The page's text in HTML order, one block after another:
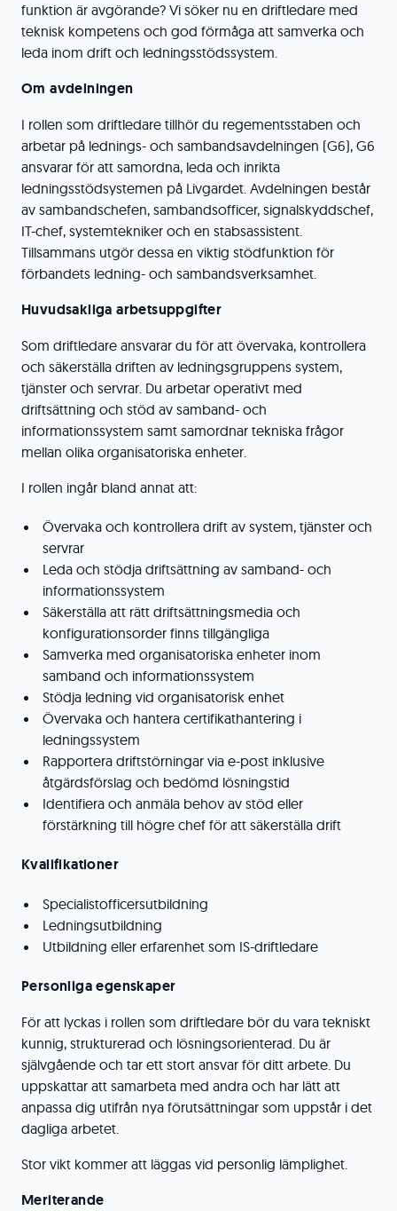
funktion är avgörande? Vi söker nu en driftledare med
teknisk kompetens och god förmåga att samverka och
leda inom drift och ledningsstödssystem.
Om avdelningen
I rollen som driftledare tillhör du regementsstaben och
arbetar på lednings- och sambandsavdelningen (G6), G6
ansvarar för att samordna, leda och inrikta
ledningsstödsystemen på Livgardet. Avdelningen består
av sambandschefen, sambandsofficer, signalskyddschef,
IT-chef, systemtekniker och en stabsassistent.
Tillsammans utgör dessa en viktig stödfunktion för
förbandets ledning- och sambandsverksamhet.
Huvudsakliga arbetsuppgifter
Som driftledare ansvarar du för att övervaka, kontrollera
och säkerställa driften av ledningsgruppens system,
tjänster och servrar. Du arbetar operativt med
driftsättning och stöd av samband- och
informationssystem samt samordnar tekniska frågor
mellan olika organisatoriska enheter.
I rollen ingår bland annat att:
Övervaka och kontrollera drift av system, tjänster och
servrar
Leda och stödja driftsättning av samband- och
informationssystem
Säkerställa att rätt driftsättningsmedia och
konfigurationsorder finns tillgängliga
Samverka med organisatoriska enheter inom
samband och informationssystem
Stödja ledning vid organisatorisk enhet
Övervaka och hantera certifikathantering i
ledningssystem
Rapportera driftstörningar via e-post inklusive
åtgärdsförslag och bedömd lösningstid
Identifiera och anmäla behov av stöd eller
förstärkning till högre chef för att säkerställa drift
Kvalifikationer
Specialistofficersutbildning
Ledningsutbildning
Utbildning eller erfarenhet som IS-driftledare
Personliga egenskaper
För att lyckas i rollen som driftledare bör du vara tekniskt
kunnig, strukturerad och lösningsorienterad. Du är
självgående och tar ett stort ansvar för ditt arbete. Du
uppskattar att samarbeta med andra och har lätt att
anpassa dig utifrån nya förutsättningar som uppstår i det
dagliga arbetet.
Stor vikt kommer att läggas vid personlig lämplighet.
Meriterande